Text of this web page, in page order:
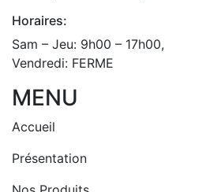
Horaires:
Sam – Jeu: 9h00 – 17h00,
Vendredi: FERME
MENU
Accueil
Présentation